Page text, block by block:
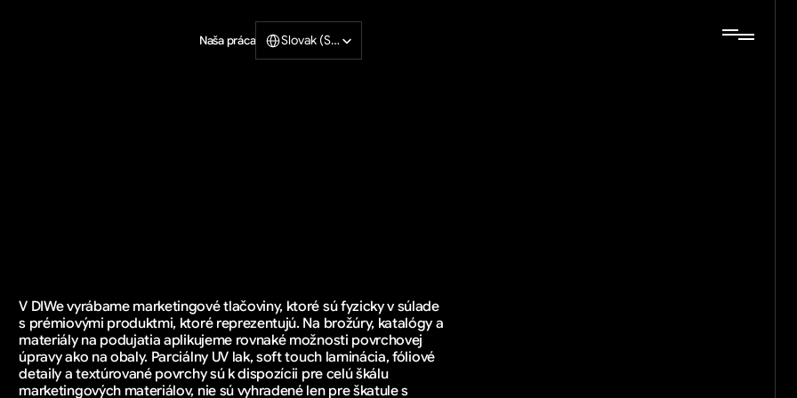
Naša práca Slovak (Slovakia)
V DIWe vyrábame marketingové tlačoviny, ktoré sú fyzicky v súlade
s prémiovými produktmi, ktoré reprezentujú. Na brožúry, katalógy a
materiály na podujatia aplikujeme rovnaké možnosti povrchovej
úpravy ako na obaly. Parciálny UV lak, soft touch laminácia, fóliové
detaily a textúrované povrchy sú k dispozícii pre celú škálu
marketingových materiálov, nie sú vyhradené len pre škatule s